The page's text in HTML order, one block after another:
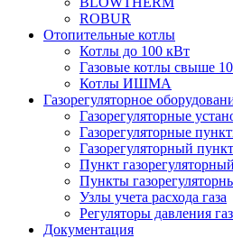
ROBUR
Отопительные котлы
Котлы до 100 кВт
Газовые котлы свыше
Котлы ИШМА
Газорегуляторное
Газорегуляторные
Газорегуляторные
Газорегуляторный
Пункт
Пункты
Узлы учета расхода газа
Регуляторы давления
Документация